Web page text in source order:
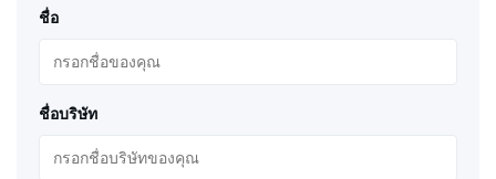
ชื่อ
ชื่อบริษัท